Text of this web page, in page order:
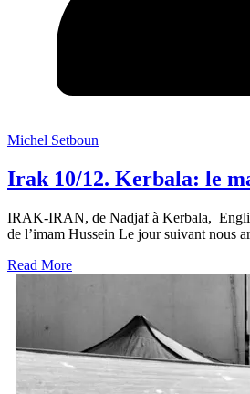
Michel Setboun
Irak 10/12. Kerbala: le
IRAK-IRAN, de Nadjaf à Kerbala,
de l’imam Hussein Le jour suivant nous
Read More